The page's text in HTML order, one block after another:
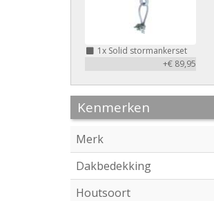
1x Solid stormankerset
+€ 89,95
Kenmerken
Merk
Dakbedekking
Houtsoort